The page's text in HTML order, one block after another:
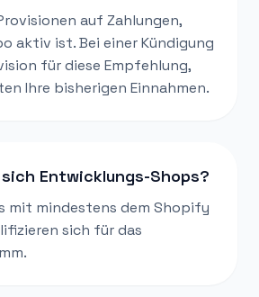
auf Zahlungen,
aktiv ist. Bei einer Kündigung
für diese Empfehlung,
Ihre bisherigen Einnahmen.
Entwicklungs-Shops?
mit mindestens dem Shopify
sich für das